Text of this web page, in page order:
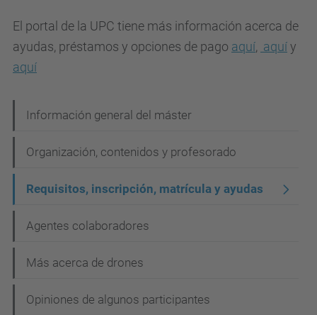
El portal de la UPC tiene más información acerca de
ayudas, préstamos y opciones de pago aquí, aquíy
aquí
a
v
g
a
i
ó
Información general del máster
Organización, contenidos y profesorado
Requisitos, inscripción, matrícula y ayudas
Agentes colaboradores
Más acerca de drones
Opiniones de algunos participantes